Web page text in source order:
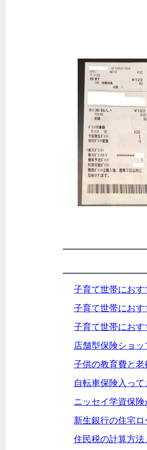
子育て世帯にお
子育て世帯にお
子育て世帯にお
店舗型保険ショ
子供の教育費と
自転車保険入っ
ニッセイ学資保
新生銀行の住宅
住民税の計算方